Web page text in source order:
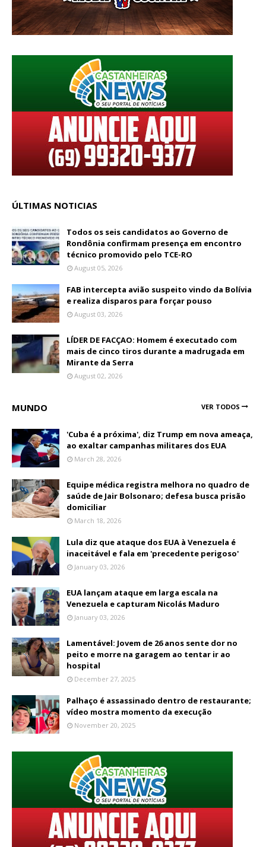
ÚLTIMAS NOTICIAS
Todos os seis candidatos ao Governo de
Rondônia confirmam presença em encontro
técnico promovido pelo TCE-RO
August 05, 2026
FAB intercepta avião suspeito vindo da Bolívia
e realiza disparos para forçar pouso
August 03, 2026
LÍDER DE FACÇAO: Homem é executado com
mais de cinco tiros durante a madrugada em
Mirante da Serra
August 02, 2026
MUNDO VER TODOS
'Cuba é a próxima', diz Trump em nova ameaça,
ao exaltar campanhas militares dos EUA
March 28, 2026
Equipe médica registra melhora no quadro de
saúde de Jair Bolsonaro; defesa busca prisão
domiciliar
March 18, 2026
Lula diz que ataque dos EUA à Venezuela é
inaceitável e fala em 'precedente perigoso'
January 03, 2026
EUA lançam ataque em larga escala na
Venezuela e capturam Nicolás Maduro
January 03, 2026
Lamentável: Jovem de 26 anos sente dor no
peito e morre na garagem ao tentar ir ao
hospital
December 27, 2025
Palhaço é assassinado dentro de restaurante;
vídeo mostra momento da execução
November 20, 2025